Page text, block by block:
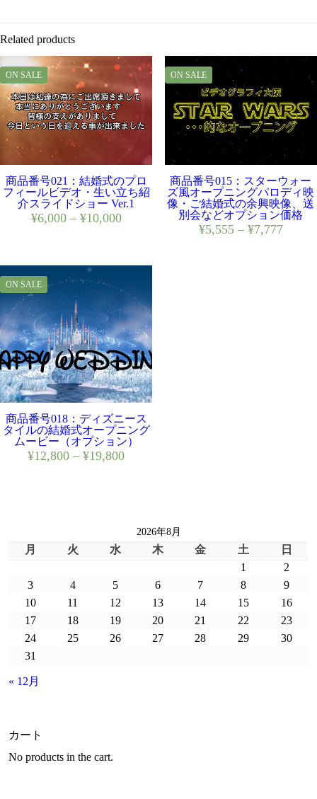
Related products
ON SALE
商品番号021：結婚式のプロ
フィールビデオ・生い立ち紹
介スライドショー Ver.1
¥6,000– ¥10,000
ON SALE
商品番号015：スターウォー
ズ風オープニングパロディ映
像・ご結婚式の余興映像、送
別会などオプション価格
¥5,555– ¥7,777
ON SALE
商品番号018：ディズニース
タイルの結婚式オープニング
ムービー（オプション）
¥12,800 –¥19,800
2026年8月
月 火 水 木 金 土
日
1
2
3
4 5 6 7 8
9
10
11 12 13 14 15
16
17
18 19 20 21 22
23
24
25 26 27 28 29
30
31
« 12月
カート
No products in the cart.